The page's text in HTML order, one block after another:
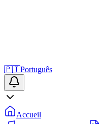
🇵🇹Português
Accueil